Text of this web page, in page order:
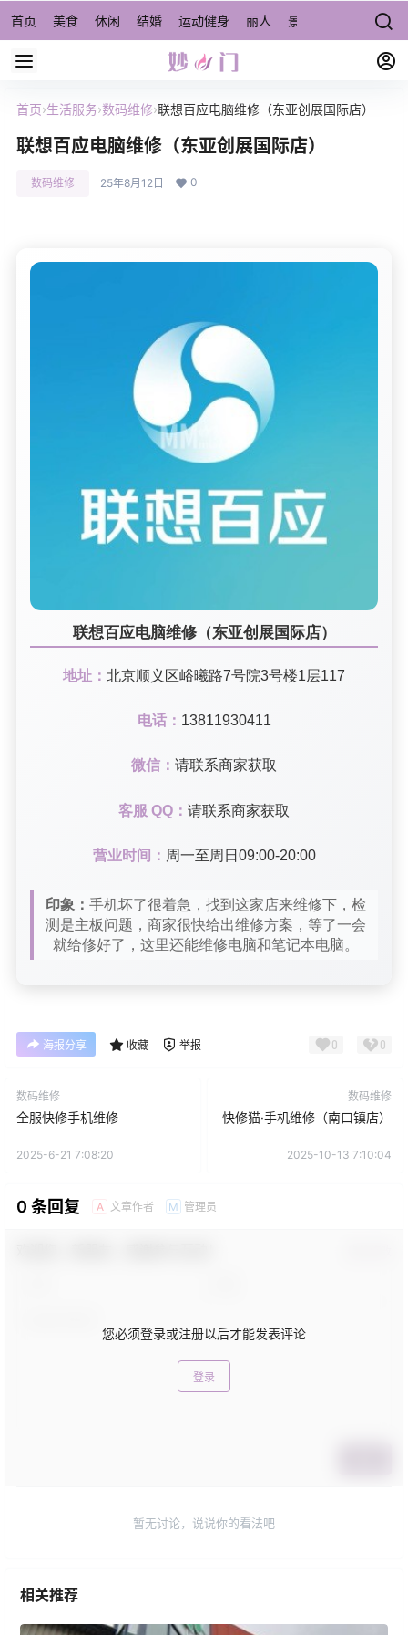
首页 美食 休闲 结婚 运动健身 丽人 景点/周边游 宠物
首页›生活服务›数码维修›联想百应电脑维修（东亚创展国际店）
联想百应电脑维修（东亚创展国际店）
数码维修 25年8月12日 0
联想百应电脑维修（东亚创展国际店）
地址： 北京顺义区峪曦路7号院3号楼1层117
电话： 13811930411
微信： 请联系商家获取
客服 QQ： 请联系商家获取
营业时间： 周一至周日09:00-20:00
印象： 手机坏了很着急，找到这家店来维修下，检
测是主板问题，商家很快给出维修方案，等了一会
就给修好了，这里还能维修电脑和笔记本电脑。
海报分享 收藏 举报 0 0
数码维修
全服快修手机维修
2025-6-21 7:08:20
数码维修
快修猫·手机维修（南口镇店）
2025-10-13 7:10:04
0 条回复 A 文章作者 M 管理员
您必须登录或注册以后才能发表评论
登录
暂无讨论，说说你的看法吧
相关推荐